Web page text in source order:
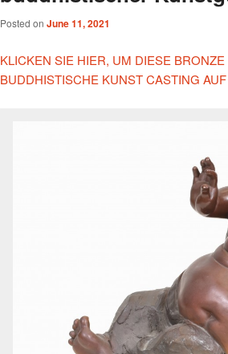
Posted on June 11, 2021
KLICKEN SIE HIER, UM DIESE
BUDDHISTISCHE KUNST CASTING